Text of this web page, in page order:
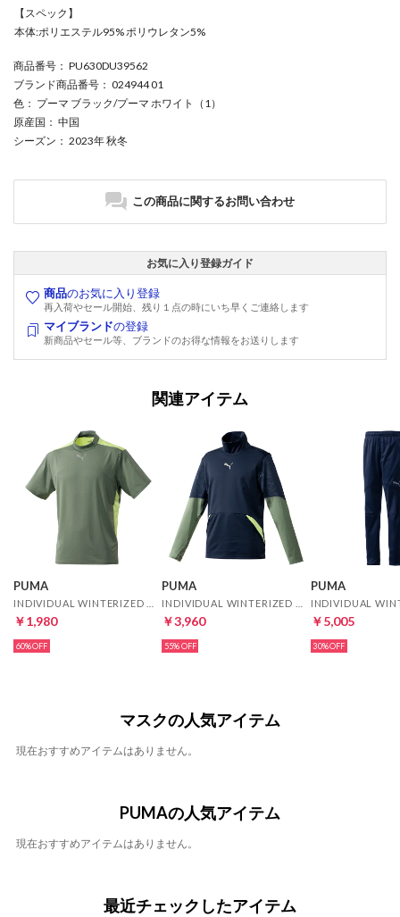
【スペック】
本体:ポリエステル95% ポリウレタン5%
商品番号 ： PU630DU39562
ブランド商品番号 ： 024944 01
色 ： プーマ ブラック/プーマ ホワイト（1）
原産国 ： 中国
シーズン ： 2023年 秋冬
この商品に関するお問い合わせ
お気に入り登録ガイド
商品のお気に入り登録
再入荷やセール開始、残り１点の時にいち早くご連絡します
マイブランドの登録
新商品やセール等、ブランドのお得な情報をお送りします
関連アイテム
PUMA
￥1,980
60%
PUMA
￥3,960
55%
PUMA
￥5,005
30%
マスクの人気アイテム
現在おすすめアイテムはありません。
PUMAの人気アイテム
現在おすすめアイテムはありません。
最近チェックしたアイテム